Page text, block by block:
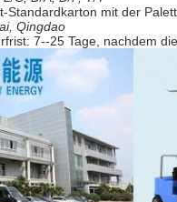
Standardkarton mit der
Qingdao
7--25 Tage, nachdem